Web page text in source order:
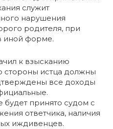
служит
нарушения
родителя, при
иной форме.
к взысканию
стороны истца должны
все доходы
принято судом с
ответчика, наличия
иждивенцев.